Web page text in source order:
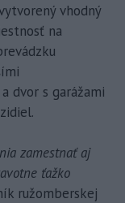
vhodný
na
dvor s garážami
zamestnať aj
ťažko
ružomberskej